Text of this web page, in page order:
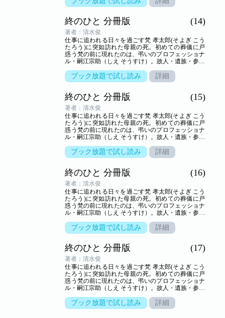
ドラマ。
終のひと 分冊版 (14)
著者：清水俊
仕事に追われる日々を過ごす梵 孝太郎(そよぎ こう
たろう)に突如訪れた母親の死。初めての葬儀に戸
惑う梵の前に現れたのは、弔いのプロフェッショナ
ル・嗣江宗助（しえ そうすけ）。故人・遺族・参列
世界を新鋭が描き出す――命の終わりのヒューマン
ドラマ。
ブック放題で試し読み 詳細
終のひと 分冊版 (15)
著者：清水俊
仕事に追われる日々を過ごす梵 孝太郎(そよぎ こう
たろう)に突如訪れた母親の死。初めての葬儀に戸
惑う梵の前に現れたのは、弔いのプロフェッショナ
ル・嗣江宗助（しえ そうすけ）。故人・遺族・参列
世界を新鋭が描き出す――命の終わりのヒューマン
ドラマ。
ブック放題で試し読み 詳細
終のひと 分冊版 (16)
著者：清水俊
仕事に追われる日々を過ごす梵 孝太郎(そよぎ こう
たろう)に突如訪れた母親の死。初めての葬儀に戸
惑う梵の前に現れたのは、弔いのプロフェッショナ
ル・嗣江宗助（しえ そうすけ）。故人・遺族・参列
世界を新鋭が描き出す――命の終わりのヒューマン
ドラマ。
ブック放題で試し読み 詳細
終のひと 分冊版 (17)
著者：清水俊
仕事に追われる日々を過ごす梵 孝太郎(そよぎ こう
たろう)に突如訪れた母親の死。初めての葬儀に戸
惑う梵の前に現れたのは、弔いのプロフェッショナ
ル・嗣江宗助（しえ そうすけ）。故人・遺族・参列
世界を新鋭が描き出す――命の終わりのヒューマン
ドラマ。
ブック放題で試し読み 詳細